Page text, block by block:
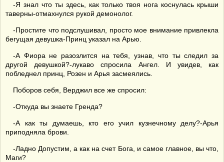
-Я знал что ты здесь, как только твоя нога коснулась крыши
таверны-отмахнулся рукой демонолог.
-Простите что подслушивал, просто мое внимание привлекла
бегущая девушка-Принц указал на Арью.
-А Фиора не разозлится на тебя, узнав, что ты следил за
другой девушкой?-лукаво спросила Ангел. И увидев, как
побледнел принц, Розен и Арья засмеялись.
Поборов себя, Верджил все же спросил:
-Откуда вы знаете Гренда?
-А как ты думаешь, кто его учил кузнечному делу?-Арья
приподняла брови.
-Ладно Допустим, а как на счет Бога, и самое главное, вы что,
Маги?